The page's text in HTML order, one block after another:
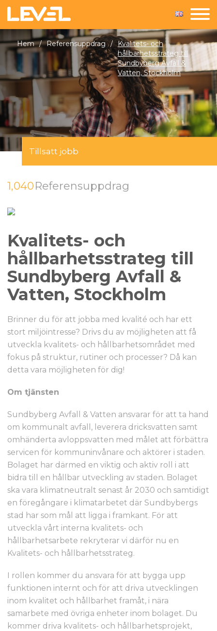
Hem / Referensuppdrag /
Kvalitets- och
hållbarhetsstrateg till
Sundbyberg Avfall &
Vatten, Stockholm
Tillsatt jobb
1,040Referensuppdrag
Kvalitets- och
hållbarhetsstrateg till
Sundbyberg Avfall &
Vatten, Stockholm
Brinner du för att jobba med kvalité och har ett
stort miljöintresse? Drivs du av möjligheten att få
utveckla kvalitets- och hållbarhetsområdet med
fokus på struktur, rutiner och processer? Då kan
detta vara möjligheten för dig!
Om tjänsten
Sundbyberg Avfall & Vatten ansvarar för att ta hand
om kommunalt avfall, leverera dricksvatten samt
omhänderta avloppsvatten med målet att förbättra
servicen för kommuninvånare och aktörer i staden.
Bolaget har därmed en viktig och aktiv roll i att
bidra till en hållbar utveckling av staden. Bolaget
ska vara klimatneutralt senast år 2030 och samtidigt
en föregångare i klimatarbetet där Sundbybergs
stad har som mål att ligga i framkant. För att
utveckla vårt interna kvalitets- och
hållbarhetsarbete rekryterar vi därför nu en
Kvalitets- och hållbarhetsstrateg.
I rollen kommer du ansvara för att bygga upp
funktionen internt och för att driva utvecklingen
inom kvalitet och hållbarhet framåt, i nära
samarbete med övriga enheter inom bolaget. Du
kommer driva kvalitets- och hållbarhetsprojekt,